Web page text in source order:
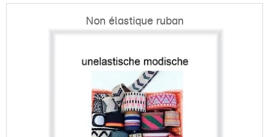
Non élastique ruban